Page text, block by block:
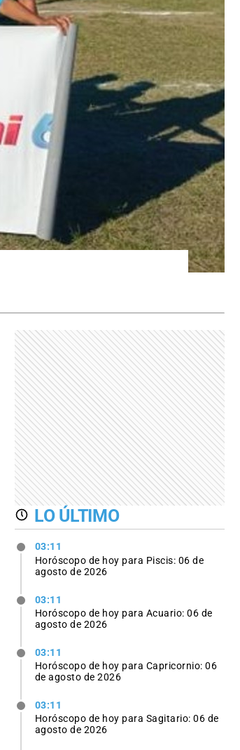
LO ÚLTIMO
03:11
Horóscopo de hoy para Piscis: 06 de
agosto de 2026
03:11
Horóscopo de hoy para Acuario: 06 de
agosto de 2026
03:11
Horóscopo de hoy para Capricornio: 06
de agosto de 2026
03:11
Horóscopo de hoy para Sagitario: 06 de
agosto de 2026